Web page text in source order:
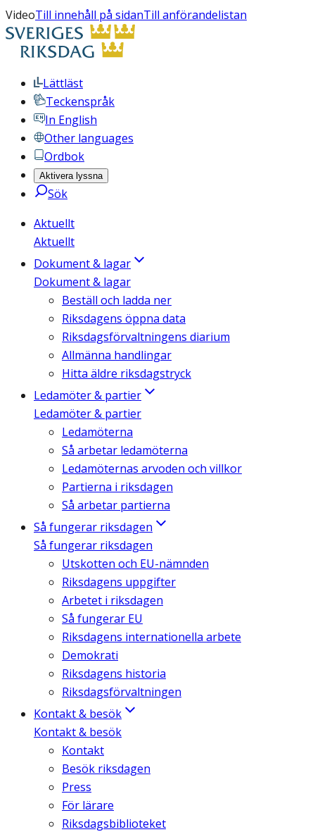
VideoTill innehåll på sidanTill anförandelistan
Lättläst
Teckenspråk
In English
Other languages
Ordbok
Aktivera lyssna
Sök
Aktuellt
Aktuellt
Dokument & lagar
Dokument & lagar
Beställ och ladda ner
Riksdagens öppna data
Riksdagsförvaltningens diarium
Allmänna handlingar
Hitta äldre riksdagstryck
Ledamöter & partier
Ledamöter & partier
Ledamöterna
Så arbetar ledamöterna
Ledamöternas arvoden och villkor
Partierna i riksdagen
Så arbetar partierna
Så fungerar riksdagen
Så fungerar riksdagen
Utskotten och EU-nämnden
Riksdagens uppgifter
Arbetet i riksdagen
Så fungerar EU
Riksdagens internationella arbete
Demokrati
Riksdagens historia
Riksdagsförvaltningen
Kontakt & besök
Kontakt & besök
Kontakt
Besök riksdagen
Press
För lärare
Riksdagsbiblioteket